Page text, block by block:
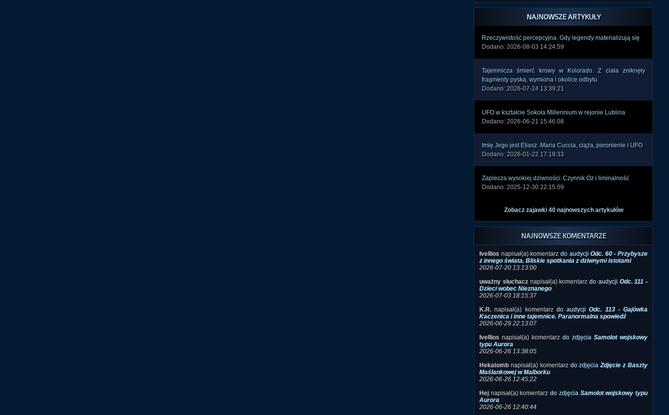
NAJNOWSZE ARTYKUŁY
Rzeczywistość percepcyjna. Gdy legendy materializują się
Dodano: 2026-08-03 14:24:59
Tajemnicza śmierć krowy w Kolorado. Z ciała zniknęły
fragmenty pyska, wymiona i okolice odbytu
Dodano: 2026-07-24 13:39:21
UFO w kształcie Sokoła Millennium w rejonie Lublina
Dodano: 2026-06-21 15:46:08
Imię Jego jest Eliasz. Maria Cuccia, ciąża, poronienie i UFO
Dodano: 2026-01-22 17:19:33
Zaplecza wysokiej dziwności: Czynnik Oz i liminalność
Dodano: 2025-12-30 22:15:09
Zobacz zajawki 40 najnowszych artykułów
NAJNOWSZE KOMENTARZE
Ivellios napisał(a) komentarz do audycjiOdc. 60 - Przybysze
z innego świata. Bliskie spotkania z dziwnymi istotami
2026-07-20 13:13:00
uważny słuchacznapisał(a) komentarz do audycji Odc. 111 -
Dzieci wobec Nieznanego
2026-07-03 18:15:37
K.R.napisał(a) komentarz do audycjiOdc. 113 - Gajówka
Kaczenica i inne tajemnice. Paranormalna spowiedź
2026-06-29 22:13:07
Ivellios napisał(a) komentarz do zdjęcia Samolot wojskowy
typu Aurora
2026-06-26 13:38:05
Hekatomb napisał(a) komentarz do zdjęciaZdjęcie z Baszty
Maślankowej w Malborku
2026-06-26 12:45:22
Hej napisał(a) komentarzdo zdjęcia Samolot wojskowy typu
Aurora
2026-06-26 12:40:44